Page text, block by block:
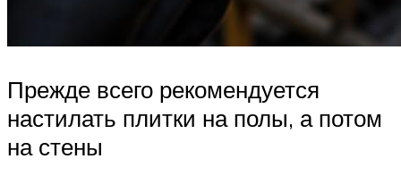
Прежде всего рекомендуется
настилать плитки на полы, а потом
на стены